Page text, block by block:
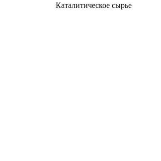
Каталитическое сырье